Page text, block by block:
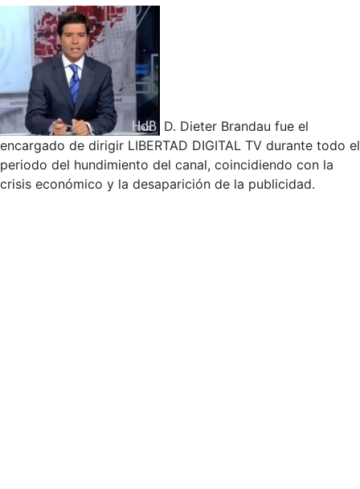
D. Dieter Brandau fue el
encargado de dirigir LIBERTAD DIGITAL TV durante todo el
periodo del hundimiento del canal, coincidiendo con la
crisis económico y la desaparición de la publicidad.